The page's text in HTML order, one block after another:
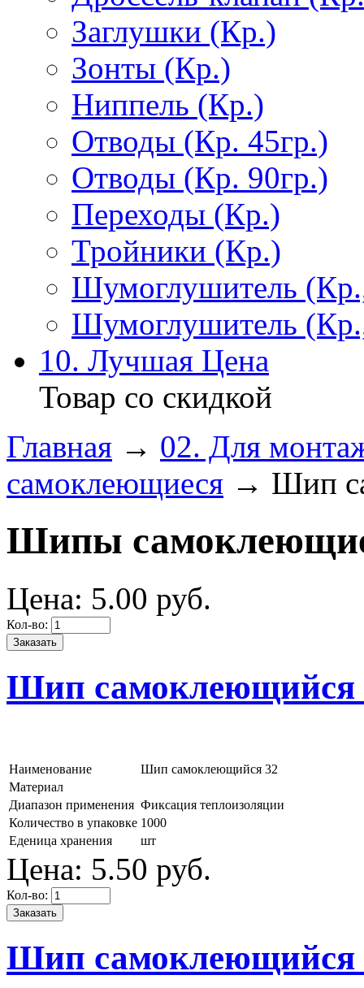
Заглушки (Кр.)
Зонты (Кр.)
Ниппель (Кр.)
Отводы (Кр. 45гр.)
Отводы (Кр. 90гр.)
Переходы (Кр.)
Тройники (Кр.)
Шумоглушитель
Шумоглушитель
10. Лучшая Цена
Товар со скидкой
Главная → 02. Для
самоклеющиеся → Шип
Шипы
Цена: 5.00 руб.
Кол-во:
Шип самоклеющийся
Наименование
Шип самоклеющийся 32
Материал
Диапазон применения Фиксация теплоизоляции
Количество в упаковке 1000
Еденица хранения
шт
Цена: 5.50 руб.
Кол-во:
Шип самоклеющийся